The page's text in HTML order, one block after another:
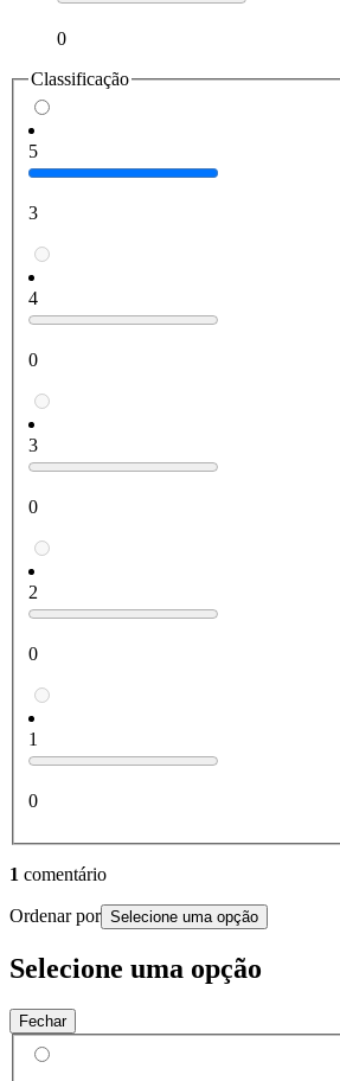
0
Classificação
5
3
4
0
3
0
2
0
1
0
1 comentário
Ordenar por Selecione uma opção
Selecione uma opção
Fechar